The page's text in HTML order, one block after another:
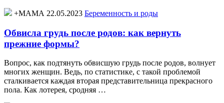
+МАМА 22.05.2023 Беременность и роды
Обвисла грудь после родов: как вернуть
прежние формы?
Вопрос, как подтянуть обвисшую грудь после родов, волнует
многих женщин. Ведь, по статистике, с такой проблемой
сталкивается каждая вторая представительница прекрасного
пола. Как лотерея, сродняя …